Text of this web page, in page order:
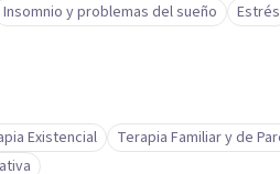
Insomnio y problemas del sueño Estrés
Existencial Terapia Familiar y de